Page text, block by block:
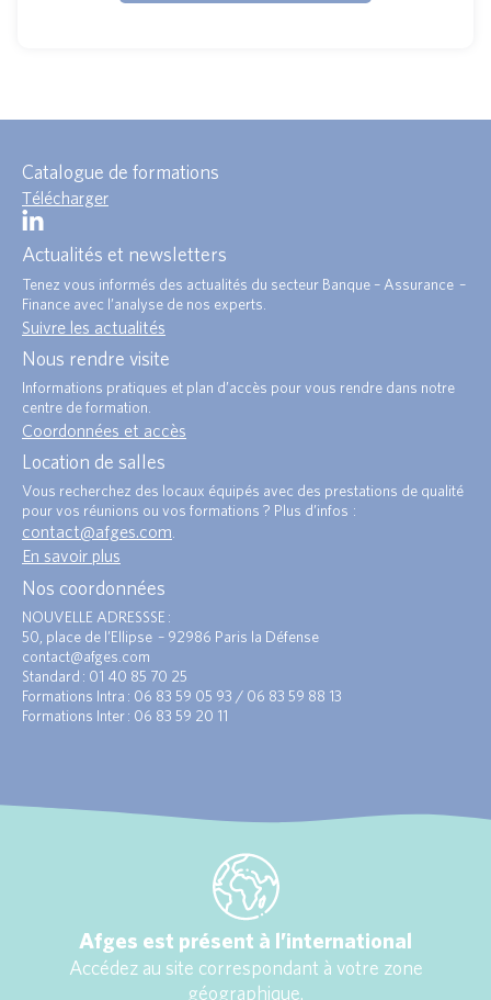
Catalogue de formations
Télécharger
Actualités et newsletters
Tenez vous informés des actualités du secteur Banque – Assurance –
Finance avec l’analyse de nos experts.
Suivre les actualités
Nous rendre visite
Informations pratiques et plan d’accès pour vous rendre dans notre
centre de formation.
Coordonnées et accès
Location de salles
Vous recherchez des locaux équipés avec des prestations de qualité
pour vos réunions ou vos formations ? Plus d’infos :
contact@afges.com.
En savoir plus
Nos coordonnées
NOUVELLE ADRESSSE :
50, place de l’Ellipse – 92986 Paris la Défense
contact@afges.com
Standard : 01 40 85 70 25
Formations Intra : 06 83 59 05 93 / 06 83 59 88 13
Formations Inter : 06 83 59 20 11
Afges est présent à l’international
Accédez au site correspondant à votre zone
géographique.